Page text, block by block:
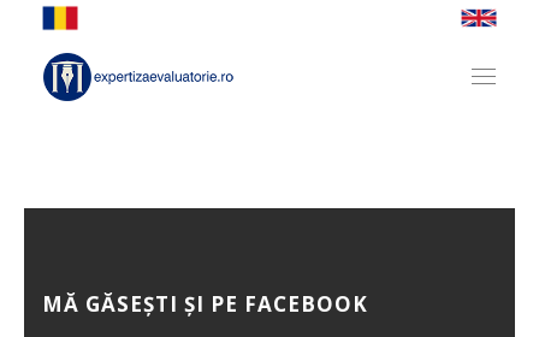
MĂ GĂSEȘTI ȘI PE FACEBOOK